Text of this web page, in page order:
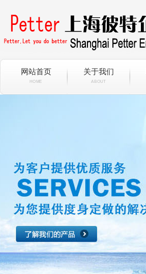
网站首页
HOME
关于我们
ABOUT